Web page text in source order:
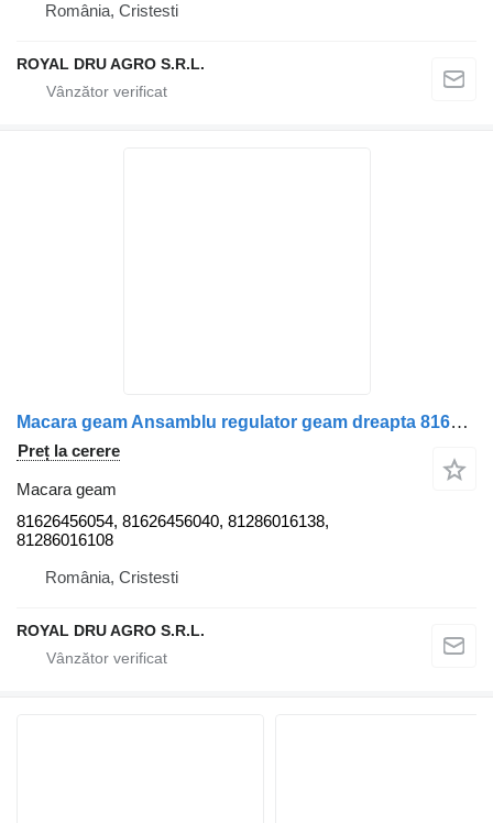
România, Cristesti
ROYAL DRU AGRO S.R.L.
Macara geam Ansamblu regulator geam dreapta 81626456054 pentru camion MAN 81626456054/81626456040/81286016138/81286016108
Preț la cerere
Macara geam
81626456054, 81626456040, 81286016138,
81286016108
România, Cristesti
ROYAL DRU AGRO S.R.L.